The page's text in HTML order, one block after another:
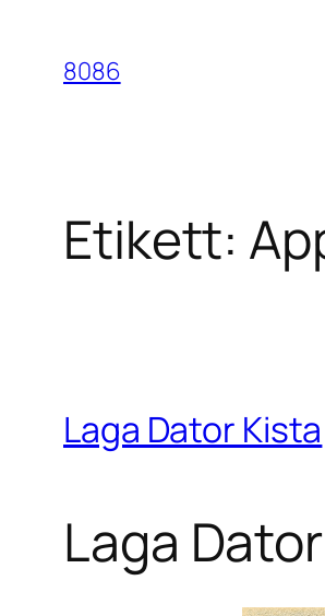
innehåll
8086
Etikett:
Laga Dator Kista
Laga